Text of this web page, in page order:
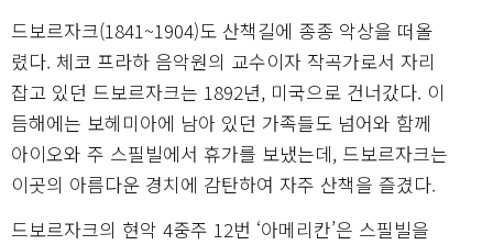
드보르자크(1841~1904)도 산책길에 종종 악상을 떠올
렸다. 체코 프라하 음악원의 교수이자 작곡가로서 자리
잡고 있던 드보르자크는 1892년, 미국으로 건너갔다. 이
듬해에는 보헤미아에 남아 있던 가족들도 넘어와 함께
아이오와 주 스필빌에서 휴가를 보냈는데, 드보르자크는
이곳의 아름다운 경치에 감탄하여 자주 산책을 즐겼다.
드보르자크의 현악 4중주 12번 ‘아메리칸’은 스필빌을